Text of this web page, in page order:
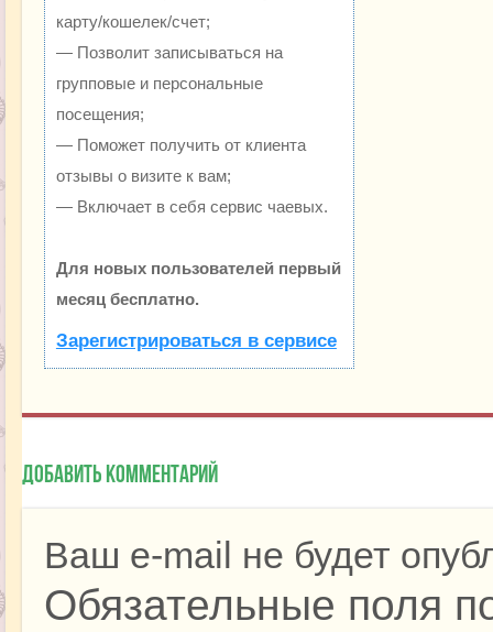
карту/кошелек/счет;
— Позволит записываться на
групповые и персональные
посещения;
— Поможет получить от клиента
отзывы о визите к вам;
— Включает в себя сервис чаевых.
Для новых пользователей первый
месяц бесплатно.
Зарегистрироваться в сервисе
Добавить комментарий
Ваш e-mail не будет
Обязательные поля